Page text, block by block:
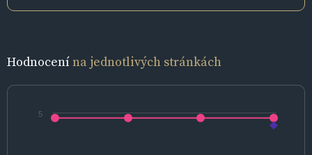
Hodnocenína jednotlivých stránkách
5